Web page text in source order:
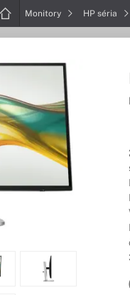
Monitory HP séria